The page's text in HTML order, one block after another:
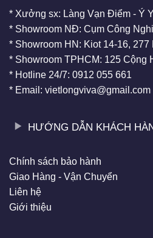
* Xưởng sx: Làng Vạn Điểm - Ý
* Showroom NĐ: Cụm Công
* Showroom HN: Kiot 14-16,
* Showroom TPHCM: 125 Cộng
* Hotline 24/7: 0912 055 661
* Email: vietlongviva@gmail.com
HƯỚNG DẪN KHÁCH
Chính sách bảo hành
Giao Hàng - Vận Chuyển
Liên hệ
Giới thiệu